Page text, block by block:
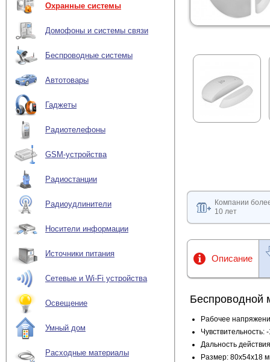
Охранные системы
Домофоны и системы связи
Беспроводные системы
Автотовары
Гаджеты
Радиотелефоны
GSM-устройства
Радиостанции
Радиоудлинители
Носители информации
Источники питания
Сетевые и Wi-Fi устройства
Освещение
Умный дом
Расходные материалы
Компании
10 лет
Описание
Беспроводной
Рабочее
Чувствительность:
Дальность
Размер: 80x54x18